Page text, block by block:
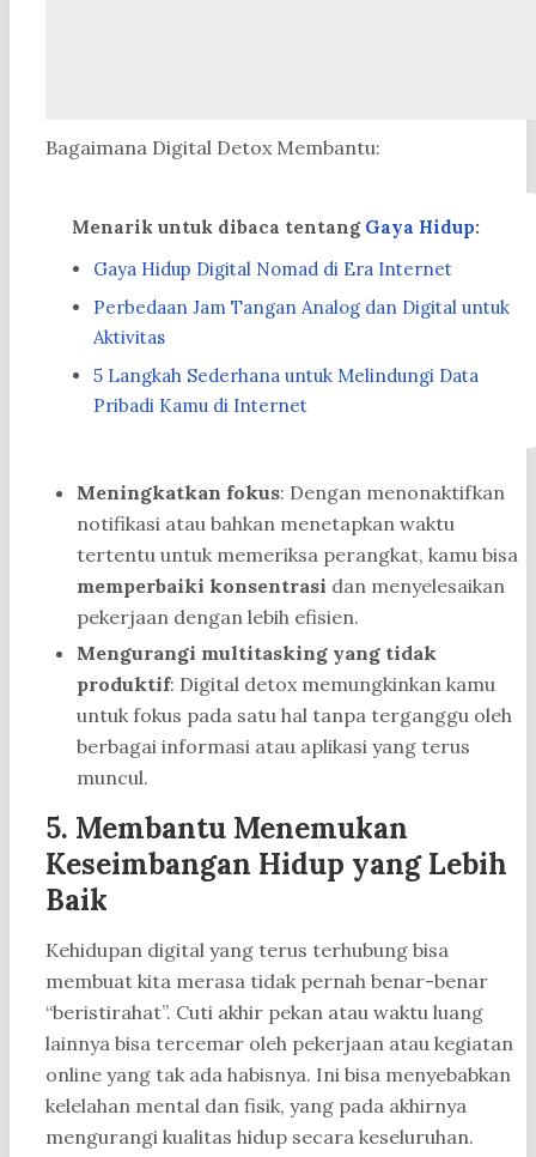
Bagaimana Digital Detox Membantu:
Menarik untuk dibaca tentang Gaya Hidup:
Gaya Hidup Digital Nomad di Era Internet
Perbedaan Jam Tangan Analog dan Digital untuk
Aktivitas
5 Langkah Sederhana untuk Melindungi Data
Pribadi Kamu di Internet
Meningkatkan fokus: Dengan menonaktifkan
notifikasi atau bahkan menetapkan waktu
tertentu untuk memeriksa perangkat, kamu bisa
memperbaiki konsentrasi dan menyelesaikan
pekerjaan dengan lebih efisien.
Mengurangi multitasking yang tidak
produktif: Digital detox memungkinkan kamu
untuk fokus pada satu hal tanpa terganggu oleh
berbagai informasi atau aplikasi yang terus
muncul.
5. Membantu Menemukan
Keseimbangan Hidup yang Lebih
Baik
Kehidupan digital yang terus terhubung bisa
membuat kita merasa tidak pernah benar-benar
“beristirahat”. Cuti akhir pekan atau waktu luang
lainnya bisa tercemar oleh pekerjaan atau kegiatan
online yang tak ada habisnya. Ini bisa menyebabkan
kelelahan mental dan fisik, yang pada akhirnya
mengurangi kualitas hidup secara keseluruhan.